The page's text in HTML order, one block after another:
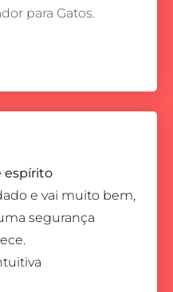
para Gatos.
espírito
e vai muito bem,
segurança